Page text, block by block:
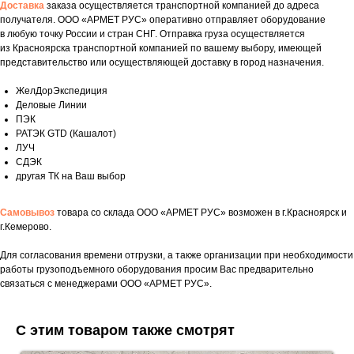
Доставка заказа осуществляется транспортной компанией до адреса
получателя. ООО «АРМЕТ РУС» оперативно отправляет оборудование
в любую точку России и стран СНГ. Отправка груза осуществляется
из Красноярска транспортной компанией по вашему выбору, имеющей
представительство или осуществляющей доставку в город назначения.
ЖелДорЭкспедиция
Деловые Линии
ПЭК
РАТЭК GTD (Кашалот)
ЛУЧ
СДЭК
другая ТК на Ваш выбор
Самовывоз товара со склада ООО «АРМЕТ РУС» возможен в г.Красноярск и
г.Кемерово.
Для согласования времени отгрузки, а также организации при необходимости
работы грузоподъемного оборудования просим Вас предварительно
связаться с менеджерами ООО «АРМЕТ РУС».
С этим товаром также смотрят
Укажите номер телефона и ваше имя.
Мы свяжемся с вами сегодня в рабочее
Если у вас есть документация, которая